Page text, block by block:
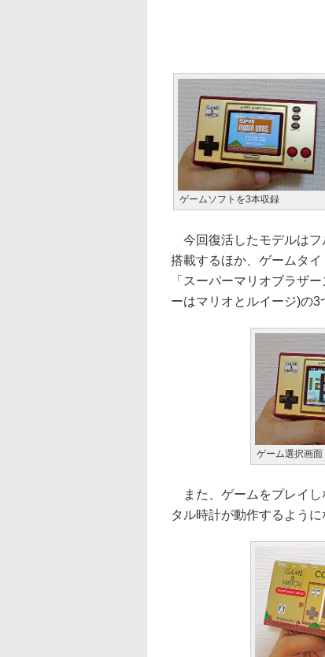
ゲームソフトを3本収録
今回復活したモデルはフ
搭載するほか、ゲームタ
「スーパーマリオブラザ
ーはマリオとルイージ)の3
ゲーム選択画面
また、ゲームをプレイし
タル時計が動作するように